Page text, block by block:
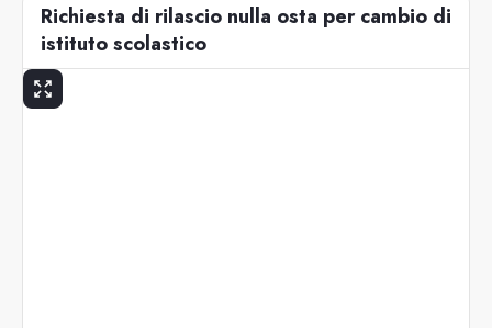
Richiesta di rilascio nulla osta per cambio di
istituto scolastico